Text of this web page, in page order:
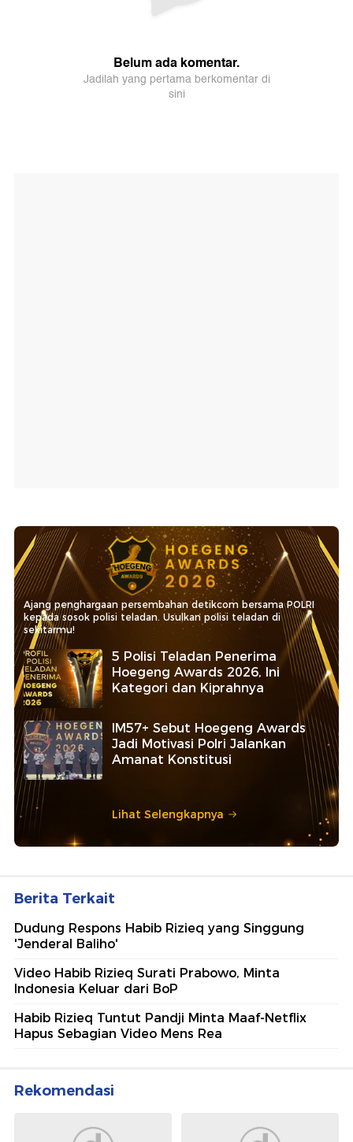
Ajang penghargaan persembahan detikcom bersama POLRI
kepada sosok polisi teladan. Usulkan polisi teladan di
sekitarmu!
5 Polisi Teladan Penerima
Hoegeng Awards 2026, Ini
Kategori dan Kiprahnya
IM57+ Sebut Hoegeng Awards
Jadi Motivasi Polri Jalankan
Amanat Konstitusi
Lihat Selengkapnya
Berita Terkait
Dudung Respons Habib Rizieq yang Singgung
'Jenderal Baliho'
Video Habib Rizieq Surati Prabowo, Minta
Indonesia Keluar dari BoP
Habib Rizieq Tuntut Pandji Minta Maaf-Netflix
Hapus Sebagian Video Mens Rea
Rekomendasi